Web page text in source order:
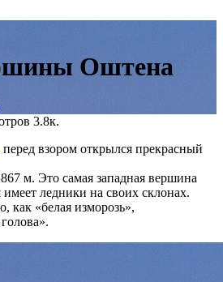
Оштена
3.8к.
перед взором открылся прекрасный
м. Это самая западная вершина
имеет ледники на своих склонах.
как «белая изморозь»,